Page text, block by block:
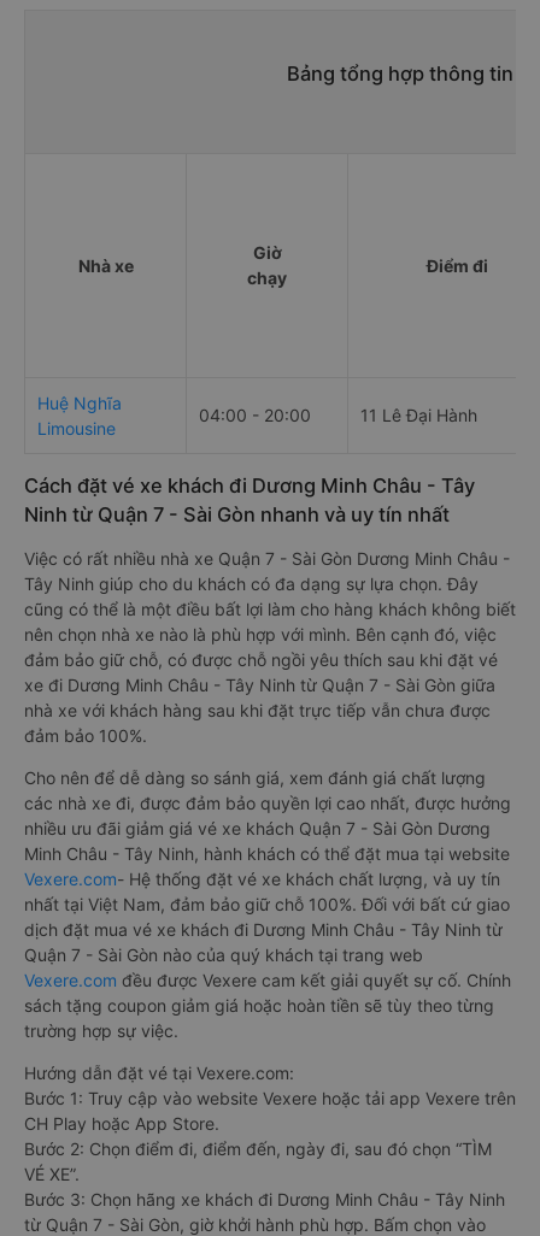
Bảng tổng hợp thông tin
Nhà xe
Giờ
chạy
Điểm đi
Huệ Nghĩa
Limousine
04:00 - 20:00 11 Lê Đại Hành
Cách đặt vé xe khách đi Dương Minh Châu - Tây
Ninh từ Quận 7 - Sài Gòn nhanh và uy tín nhất
Việc có rất nhiều nhà xe Quận 7 - Sài Gòn Dương Minh Châu -
Tây Ninh giúp cho du khách có đa dạng sự lựa chọn. Đây
cũng có thể là một điều bất lợi làm cho hàng khách không biết
nên chọn nhà xe nào là phù hợp với mình. Bên cạnh đó, việc
đảm bảo giữ chỗ, có được chỗ ngồi yêu thích sau khi đặt vé
xe đi Dương Minh Châu - Tây Ninh từ Quận 7 - Sài Gòn giữa
nhà xe với khách hàng sau khi đặt trực tiếp vẫn chưa được
đảm bảo 100%.
Cho nên để dễ dàng so sánh giá, xem đánh giá chất lượng
các nhà xe đi, được đảm bảo quyền lợi cao nhất, được hưởng
nhiều ưu đãi giảm giá vé xe khách Quận 7 - Sài Gòn Dương
Minh Châu - Tây Ninh, hành khách có thể đặt mua tại website
Vexere.com- Hệ thống đặt vé xe khách chất lượng, và uy tín
nhất tại Việt Nam, đảm bảo giữ chỗ 100%. Đối với bất cứ giao
dịch đặt mua vé xe khách đi Dương Minh Châu - Tây Ninh từ
Quận 7 - Sài Gòn nào của quý khách tại trang web
Vexere.com đều được Vexere cam kết giải quyết sự cố. Chính
sách tặng coupon giảm giá hoặc hoàn tiền sẽ tùy theo từng
trường hợp sự việc.
Hướng dẫn đặt vé tại Vexere.com:
Bước 1: Truy cập vào website Vexere hoặc tải app Vexere trên
CH Play hoặc App Store.
Bước 2: Chọn điểm đi, điểm đến, ngày đi, sau đó chọn “TÌM
VÉ XE”.
Bước 3: Chọn hãng xe khách đi Dương Minh Châu - Tây Ninh
từ Quận 7 - Sài Gòn, giờ khởi hành phù hợp. Bấm chọn vào